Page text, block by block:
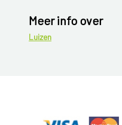
Meer info over
Luizen